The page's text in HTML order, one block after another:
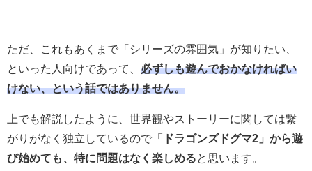
ただ、これもあくまで「シリーズの雰囲気」が知りたい、
といった人向けであって、 必ずしも遊んでおかなければい
けない、という話ではありません。
上でも解説したように、世界観やストーリーに関しては繋
がりがなく独立しているので 「ドラゴンズドグマ2」から遊
び始めても、特に問題はなく楽しめる と思います。